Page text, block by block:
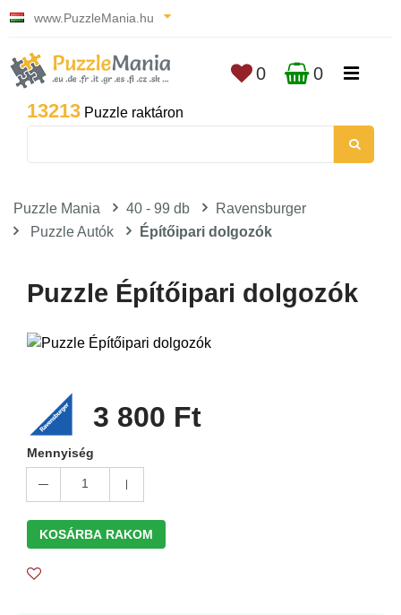
www.PuzzleMania.hu
13213 Puzzle raktáron
0 0
Puzzle Mania 40 - 99 db
Ravensburger
Puzzle Autók
Építőipari dolgozók
Puzzle Építőipari dolgozók
3 800 Ft
Mennyiség
1
KOSÁRBA RAKOM